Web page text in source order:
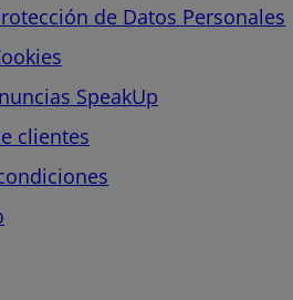
de Datos Personales
SpeakUp
clientes